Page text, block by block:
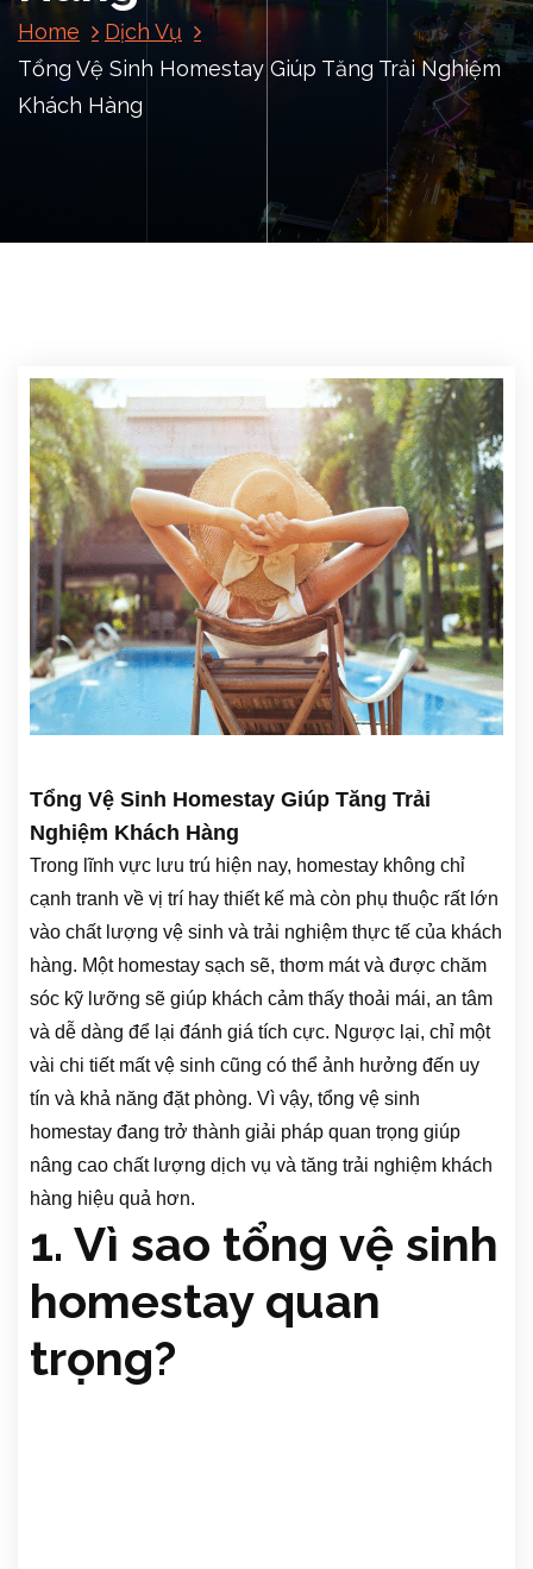
Home
Dịch Vụ
Tổng Vệ Sinh Homestay Giúp Tăng Trải Nghiệm
Khách Hàng
Tổng Vệ Sinh Homestay Giúp Tăng Trải
Nghiệm Khách Hàng
Trong lĩnh vực lưu trú hiện nay, homestay không chỉ
cạnh tranh về vị trí hay thiết kế mà còn phụ thuộc rất lớn
vào chất lượng vệ sinh và trải nghiệm thực tế của khách
hàng. Một homestay sạch sẽ, thơm mát và được chăm
sóc kỹ lưỡng sẽ giúp khách cảm thấy thoải mái, an tâm
và dễ dàng để lại đánh giá tích cực. Ngược lại, chỉ một
vài chi tiết mất vệ sinh cũng có thể ảnh hưởng đến uy
tín và khả năng đặt phòng. Vì vậy, tổng vệ sinh
homestay đang trở thành giải pháp quan trọng giúp
nâng cao chất lượng dịch vụ và tăng trải nghiệm khách
hàng hiệu quả hơn.
1. Vì sao tổng vệ sinh
homestay quan
trọng?